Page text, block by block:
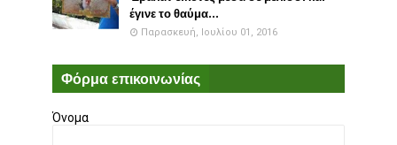
έγινε το θαύμα...
Παρασκευή, Ιουλίου 01, 2016
Φόρμα επικοινωνίας
Όνομα